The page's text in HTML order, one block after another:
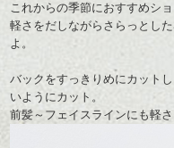
これからの季節におすすめショ
軽さをだしながらさらっとし
よ。
バックをすっきりめにカット
いようにカット。
前髪～フェイスラインにも軽さ